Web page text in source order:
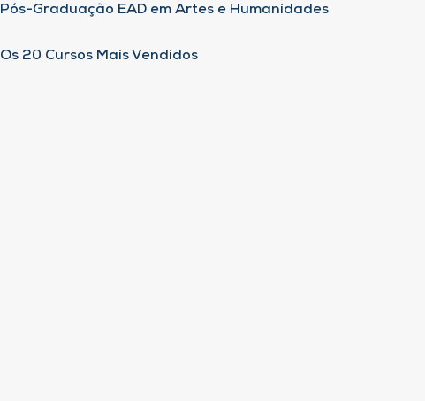
Pós-Graduação EAD em Artes e Humanidades
Os 20 Cursos Mais Vendidos